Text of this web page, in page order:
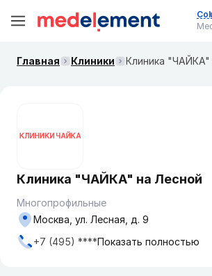
Главная Клиники Клиника "ЧАЙКА"
Клиника "ЧАЙКА" на Лесной
Многопрофильные
Москва, ул. Лесная, д. 9
+7 (495) ****Показать полностью